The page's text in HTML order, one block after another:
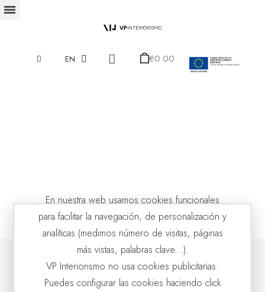
EN €0.00
En nuestra web usamos cookies funcionales
para facilitar la navegación, de personalización y
analíticas (medimos número de visitas, páginas
más vistas, palabras clave...).
VP Interiorismo no usa cookies publicitarias.
Puedes configurar las cookies haciendo click